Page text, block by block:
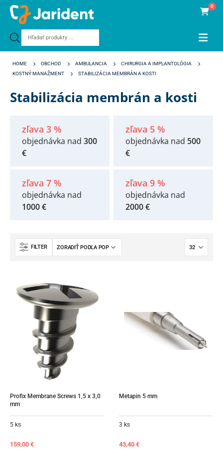
Products
0
HOME OBCHOD AMBULANCIA
CHIRURGIA A IMPLANTOLÓGIA
KOSTNÝ MANAŽMENT
STABILIZÁCIA MEMBRÁN A KOSTI
Stabilizácia membrán a kosti
zľava 3 %
objednávka nad 300
€
zľava 5 %
objednávka nad 500
€
zľava 7 %
objednávka nad
1000 €
zľava 9 %
objednávka nad
2000 €
FILTER
Profix Membrane Screws 1,5 x 3,0
mm
5 ks
159,00 €
Metapin 5 mm
3 ks
43,40 €